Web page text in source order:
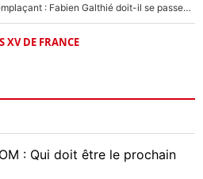
Le XV de France a trouvé son remplaçant : Fabien Galthié doit-il se passer d'Antoine Dupont ?
XV DE FRANCE
: Qui doit être le prochain